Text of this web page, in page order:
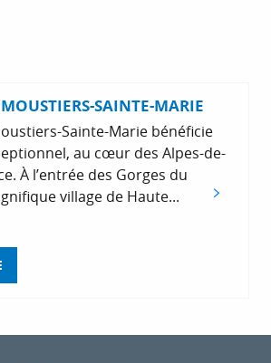
SAINTE-MARIE
Sainte-Marie bénéficie
au cœur des Alpes-de-
À l’entrée des Gorges du
village de Haute...